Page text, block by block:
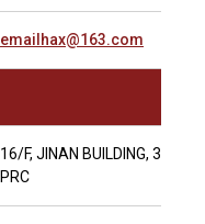
emailhax@163.com
16/F, JINAN BUILDING, 300-1
PRC